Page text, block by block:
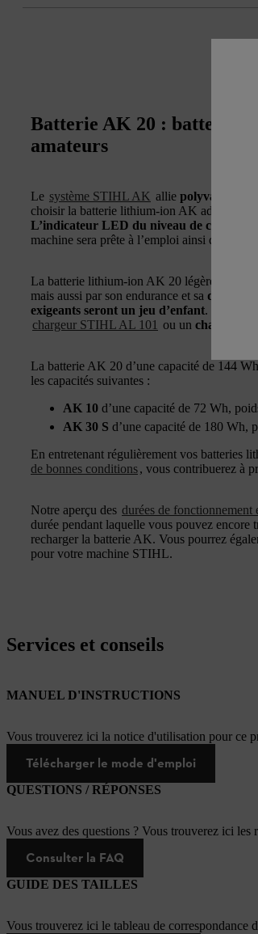
Batterie AK 20 : batterie
amateurs
Le système STIHL AK allie polyvalence et
choisir la batterie lithium-ion AK adaptée à
L’indicateur LED du niveau de
machine sera prête à l’emploi ainsi que le
La batterie lithium-ion AK 20 légère, d’une
mais aussi par son endurance et sa
exigeants seront un jeu d’enfant. Pour
chargeur STIHL AL 101 ou un chargeur
La batterie AK 20 d’une capacité de 144
les capacités suivantes :
AK 10 d’une capacité de 72 Wh,
AK 30 S d’une capacité de 180 Wh,
En entretenant régulièrement vos batteries
de bonnes conditions, vous contribuerez à
Notre aperçu des durées de fonctionnement
durée pendant laquelle vous pouvez encore
recharger la batterie AK. Vous pourrez
pour votre machine STIHL.
Services et conseils
MANUEL D'INSTRUCTIONS
Vous trouverez ici la notice d'utilisation pour ce
Télécharger le mode d'emploi
QUESTIONS / RÉPONSES
Vous avez des questions ? Vous trouverez ici les
Consulter la FAQ
GUIDE DES TAILLES
Vous trouverez ici le tableau de correspondance